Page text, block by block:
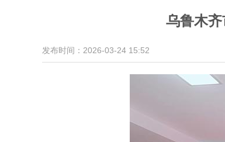
乌鲁木
发布时间：2026-03-24 15:52